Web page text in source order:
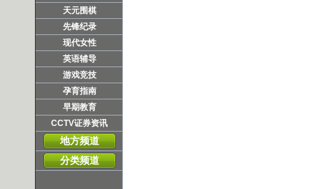
天元围棋
先锋纪录
现代女性
英语辅导
游戏竞技
孕育指南
早期教育
CCTV证券资讯
地方频道
分类频道